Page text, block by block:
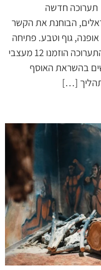
תערוכה חדשה
ישראלים, הבוחנת את הקשר
גוף וטבע. פתיחה
לקהל הרחב: 21.7.26 במסגרת התערוכה הוזמנו 12 מעצבי
בהשראת האוסף
תהליך […]